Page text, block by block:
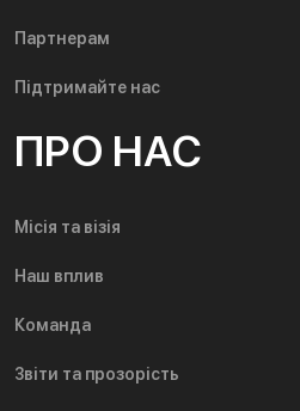
Партнерам
Підтримайте нас
ПРО НАС
Місія та візія
Наш вплив
Команда
Звіти та прозорість